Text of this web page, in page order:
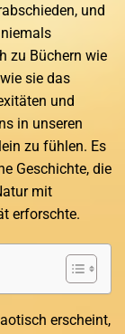
und
zu Büchern wie
sie das
und
in unseren
zu fühlen. Es
Geschichte, die
mit
erforschte.
erscheint,